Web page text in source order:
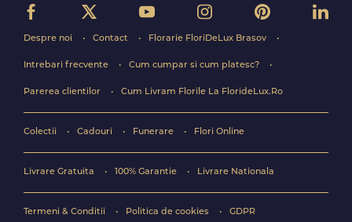
Despre noi Contact Florarie FloriDeLux Brasov
Intrebari frecvente Cum cumpar si cum platesc?
Parerea clientilor Cum Livram Florile La FlorideLux.Ro
Colectii Cadouri Funerare Flori Online
Livrare Gratuita 100% Garantie Livrare Nationala
Termeni & Conditii Politica de cookies GDPR